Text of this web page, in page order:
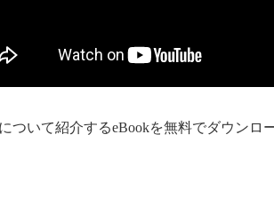
ついて紹介するeBookを無料でダウン